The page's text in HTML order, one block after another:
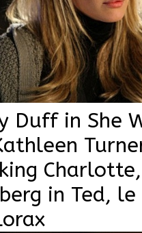
Duff in She
in Ted, le